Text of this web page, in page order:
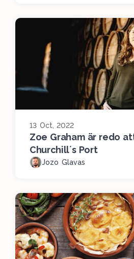
13 Oct, 2022
Zoe Graham är redo
Churchill´s Port
Jozo Glavas